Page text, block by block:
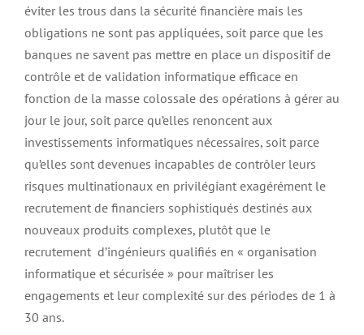
éviter les trous dans la sécurité financière mais les
obligations ne sont pas appliquées, soit parce que les
banques ne savent pas mettre en place un dispositif de
contrôle et de validation informatique efficace en
fonction de la masse colossale des opérations à gérer au
jour le jour, soit parce qu’elles renoncent aux
investissements informatiques nécessaires, soit parce
qu’elles sont devenues incapables de contrôler leurs
risques multinationaux en privilégiant exagérément le
recrutement de financiers sophistiqués destinés aux
nouveaux produits complexes, plutôt que le
recrutement d’ingénieurs qualifiés en « organisation
informatique et sécurisée » pour maîtriser les
engagements et leur complexité sur des périodes de 1 à
30 ans.